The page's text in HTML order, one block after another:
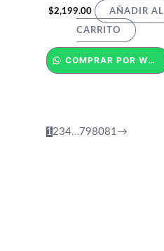
$2,199.00 AÑADIR AL
CARRITO
COMPRAR POR WHATSAPP
1 234…798081 →